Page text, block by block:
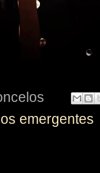
emergentes